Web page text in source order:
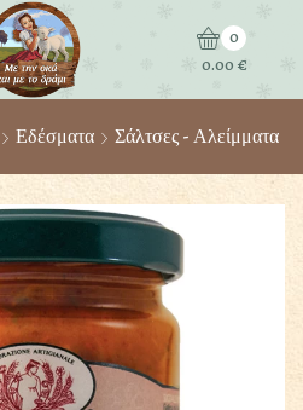
0
0.00€
Εδέσματα Σάλτσες - Αλείμματα